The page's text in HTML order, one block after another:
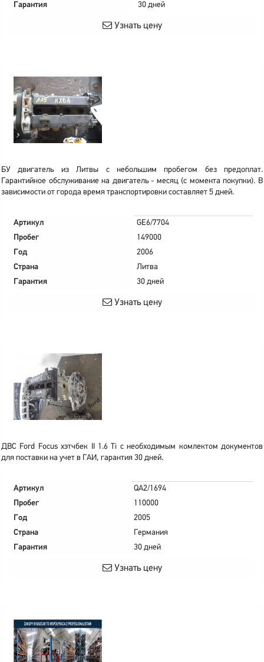
Гарантия
30 дней
Узнать цену
БУ двигатель из Литвы с небольшим пробегом без предоплат.
Гарантийное обслуживание на двигатель - месяц (с момента покупки). В
зависимости от города время транспортировки составляет 5 дней.
Артикул
GE6/7704
Пробег
149000
Год
2006
Страна
Литва
Гарантия
30 дней
Узнать цену
ДВС Ford Focus хэтчбек II 1.6 Ti с необходимым комлектом документов
для поставки на учет в ГАИ, гарантия 30 дней.
Артикул
QA2/1694
Пробег
110000
Год
2005
Страна
Германия
Гарантия
30 дней
Узнать цену